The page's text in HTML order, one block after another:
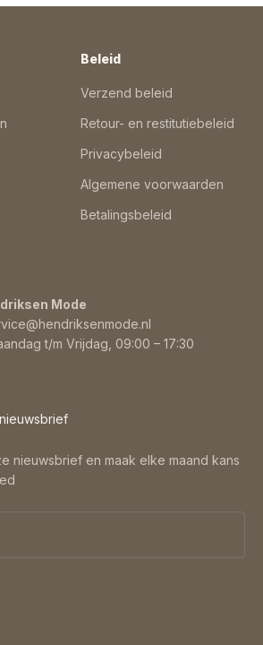
Beleid
Verzend beleid
Retour- en restitutiebeleid
Privacybeleid
Algemene voorwaarden
Betalingsbeleid
Mode
t/m Vrijdag, 09:00 – 17:30
nieuwsbrief en maak elke maand kans